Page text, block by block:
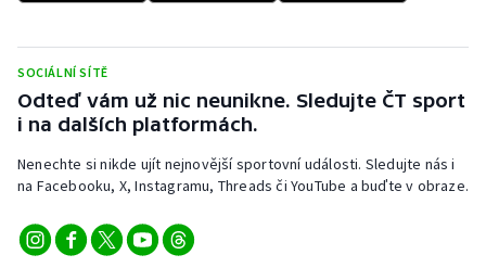
SOCIÁLNÍ SÍTĚ
Odteď vám už nic neunikne. Sledujte ČT sport
i na dalších platformách.
Nenechte si nikde ujít nejnovější sportovní události. Sledujte nás i
na Facebooku, X, Instagramu, Threads či YouTube a buďte v obraze.